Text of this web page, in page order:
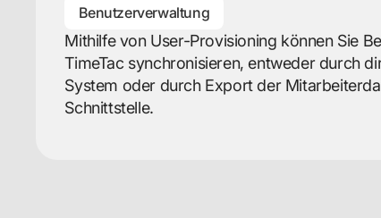
Benutzerverwaltung
Mithilfe von User-Provisioning können Sie
TimeTac synchronisieren, entweder durch
System oder durch Export der
Schnittstelle.